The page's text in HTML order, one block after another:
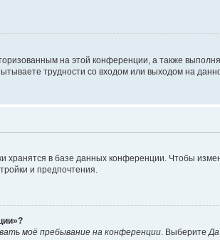
на этой конференции, а также
трудности со входом или выходом на
хранятся в базе данных конференции. Чтобы
и предпочтения.
моё пребывание на конференции . Выберите Да